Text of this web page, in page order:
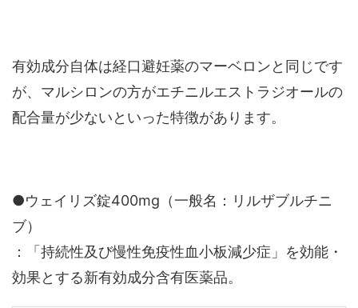
有効成分自体は経口避妊薬のマーベロンと同じです
が、マルシロンの方がエチニルエストラジオールの
配合量が少ないといった特徴があります。
●ウェイリズ錠400mg（一般名：リルザブルチニ
ブ）
：「持続性及び慢性免疫性血小板減少症」を効能・
効果とする新有効成分含有医薬品。